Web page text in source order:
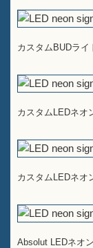
カスタムBUDライ
カスタムLEDネオ
カスタムLEDネオ
Absolut LEDネオ